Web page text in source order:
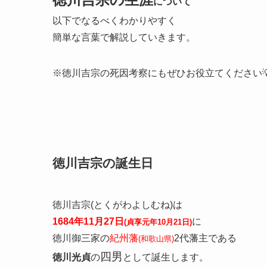
以下でなるべくわかりやすく
簡単な言葉で解説していきます。
※徳川吉宗の死因考察にもぜひお役立てください
徳川吉宗の誕生日
徳川吉宗(とくがわよしむね)は
1684年11月27日 (貞享元年10月21日)に
徳川御三家の紀州藩(和歌山県)2代藩主である
徳川光貞の四男 として誕生します。